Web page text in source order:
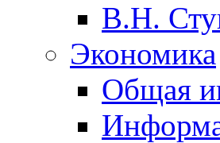
В.Н.
Экономика
Общая